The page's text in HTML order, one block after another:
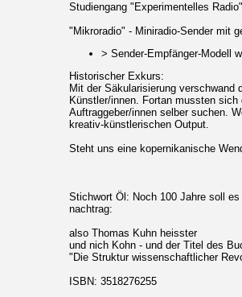
Studiengang "Experimentelles
"Mikroradio" - Miniradio-Sender mit
> Sender-Empfänger-Modell
Historischer Exkurs:
Mit der Säkularisierung verschwand
Künstler/innen. Fortan mussten
Auftraggeber/innen selber suchen.
kreativ-künstlerischen Output.
Steht uns eine kopernikanische
Stichwort Öl: Noch 100 Jahre soll
nachtrag:
also Thomas Kuhn heisster
und nich Kohn - und der Titel des
"Die Struktur wissenschaftlicher
ISBN: 3518276255